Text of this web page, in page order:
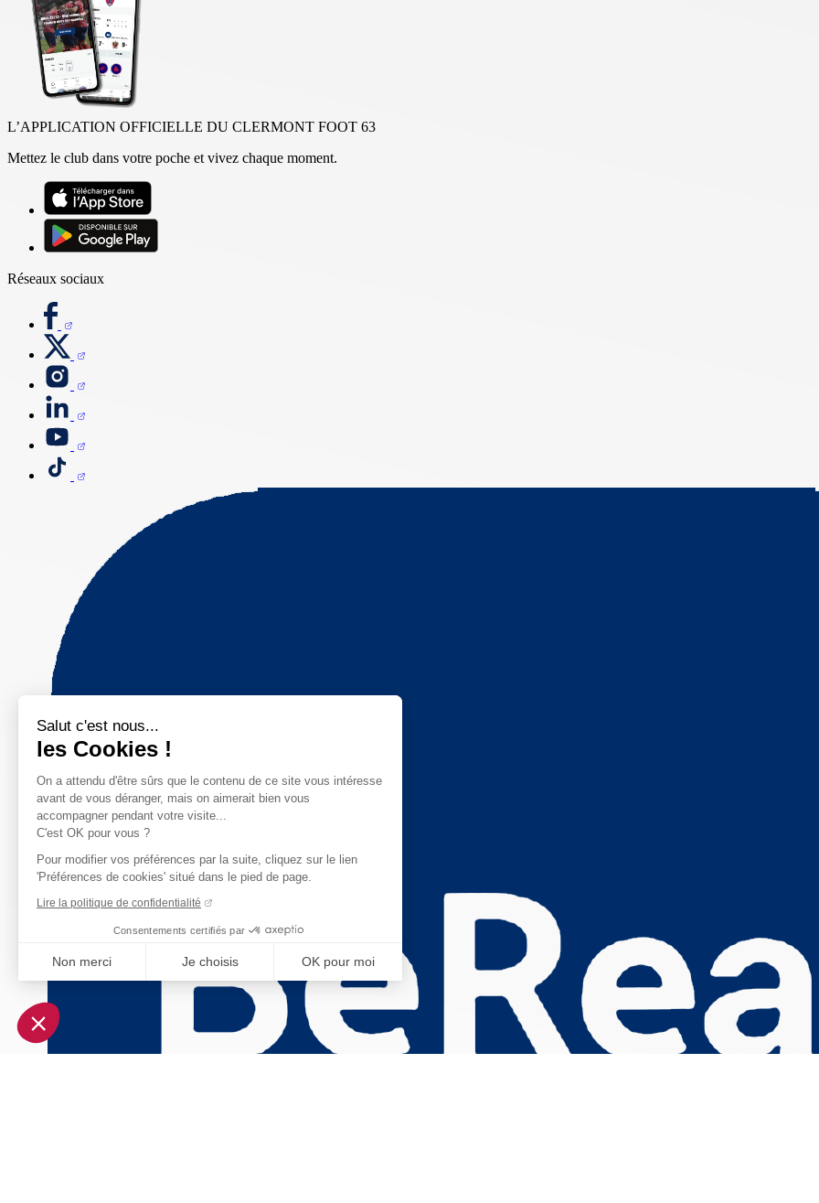
Salut c'est nous...
les Cookies !
On a attendu d'être sûrs que le contenu de ce site vous intéresse
avant de vous déranger, mais on aimerait bien vous
accompagner pendant votre visite...
C'est OK pour vous ?
Pour modifier vos préférences par la suite, cliquez sur le lien
'Préférences de cookies' situé dans le pied de page.
Lire la politique de confidentialité
Consentements certifiés par
Non merci Je choisis OK pour moi
Plateforme de Gestion du Consentement : Personnalisez vos Options
Notre plateforme vous permet d'adapter et de gérer vos paramètres de confidentialité, en garantissant la conformité avec
L’APPLICATION OFFICIELLE DU CLERMONT FOOT 63
Mettez le club dans votre poche et vivez chaque moment.
Réseaux sociaux